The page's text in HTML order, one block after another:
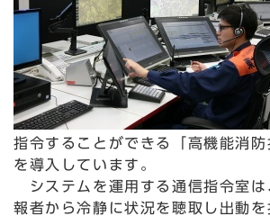
指令することができる「高機能消防
を導入しています。
システムを運用する通信指令室は
報者から冷静に状況を聴取し出動を